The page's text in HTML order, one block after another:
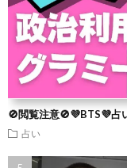
🚫閲覧注意🚫💜BTS💜占
占い